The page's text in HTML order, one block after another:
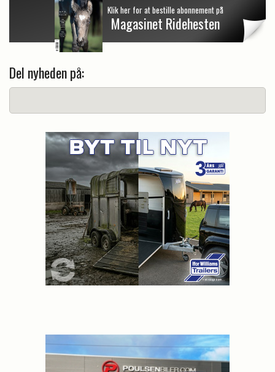
Klik her for at bestille abonnement på
Magasinet Ridehesten
Del nyheden på: